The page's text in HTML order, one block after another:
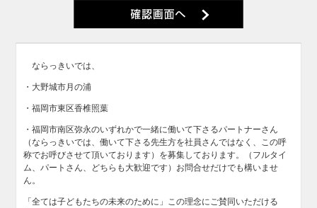
ならっきいでは、
・大野城市月の浦
・福岡市東区香椎照葉
・福岡市南区弥永のいずれかで一緒に働いて下さるパートナーさん
（ならっきいでは、働いて下さる先生方を社員さんではなく、この呼
称でお呼びさせて頂いております）を募集しております。（フルタイ
ム、パートさん、どちらも大歓迎です）お問合せだけでも構いませ
ん。
「全ては子どもたちの未来のために」この理念にご賛同いただける